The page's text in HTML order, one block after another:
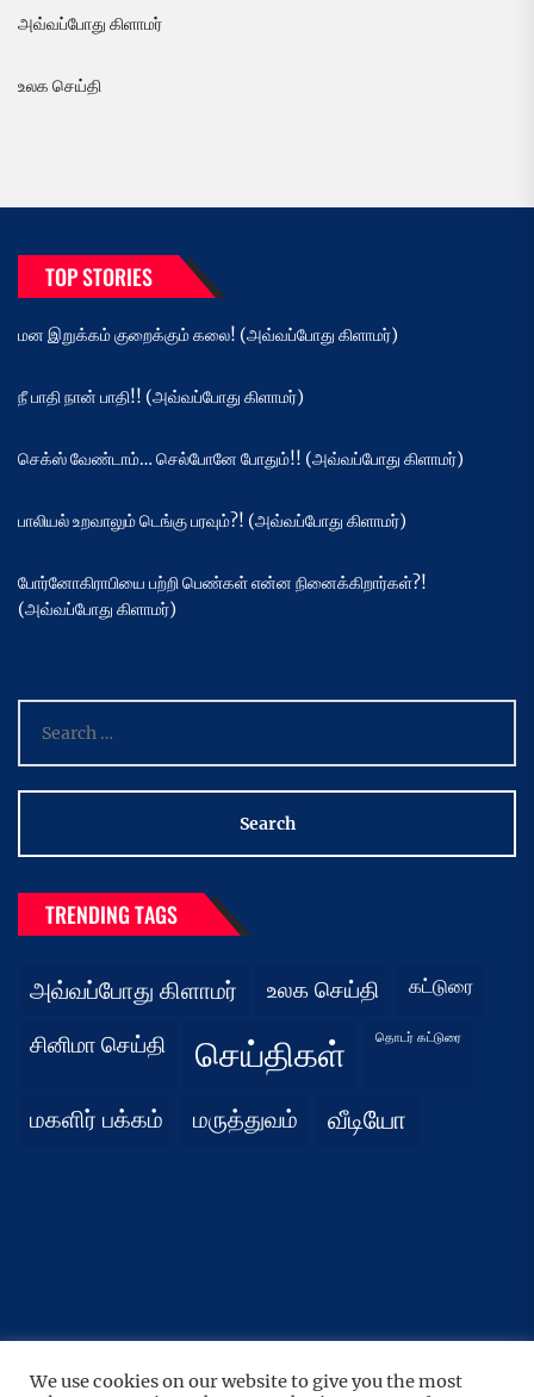
அவ்வப்போது கிளாமர்
உலக செய்தி
TOP STORIES
மன இறுக்கம் குறைக்கும் கலை! (அவ்வப்போது கிளாமர்)
நீ பாதி நான் பாதி!! (அவ்வப்போது கிளாமர்)
செக்ஸ் வேண்டாம்… செல்போனே போதும்!! (அவ்வப்போது கிளாமர்)
பாலியல் உறவாலும் டெங்கு பரவும்?! (அவ்வப்போது கிளாமர்)
போர்னோகிராபியை பற்றி பெண்கள் என்ன நினைக்கிறார்கள்?!
(அவ்வப்போது கிளாமர்)
for:
TRENDING TAGS
அவ்வப்போது கிளாமர் உலக செய்தி கட்டுரை
சினிமா செய்தி செய்திகள் தொடர் கட்டுரை
மகளிர் பக்கம் மருத்துவம் வீடியோ
UP↑
We use cookies on our website to give you the most